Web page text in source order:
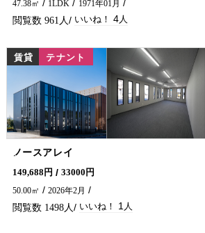
47.38㎡
1LDK 1971年01月
961 4
賃貸 テナント
ノースアレイ
新築のテナント複合施設が登場です！事務所や店舗への利用にオススメ!(^^)! 銀行やスーパーが近隣にあり、大通りに面しているので集客の見込める好立地♪ 延岡駅へのアクセスも良好です♪ 延岡市でアパートをお探しなら、五ヶ瀬不動産にお問い合わせください！！
149,688円
33000円
50.00㎡
2026年2月
1498 1